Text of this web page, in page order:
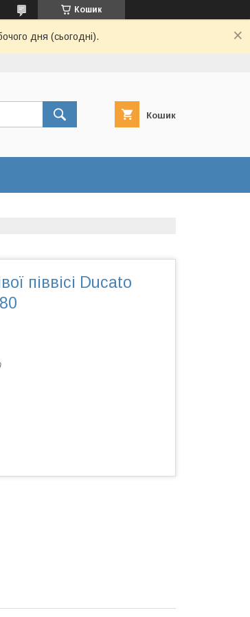
Кошик
дня (сьогодні).
Кошик
піввісі Ducato